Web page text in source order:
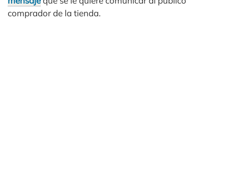
comprador de la tienda.